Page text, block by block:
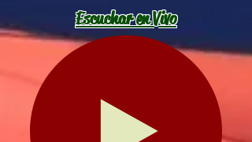
Escuchar en Vivo